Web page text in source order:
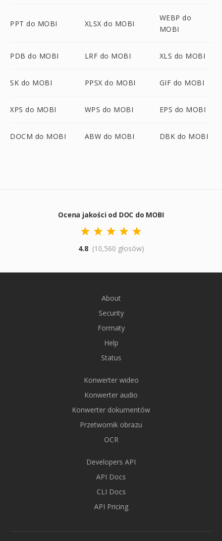
PPT do MOBI XLSX do MOBI
WEBP do
MOBI
PDB do MOBI LRF do MOBI XLS do MOBI
SK do MOBI PPSX do MOBI GIF do MOBI
XPS do MOBI WPS do MOBI EPS do MOBI
DOCM do MOBI ABW do MOBI DBK do MOBI
Ocena jakości od DOC do MOBI
4.8 (10,560 głosów)
About
Security
Formaty
Help
Status
Konwerter wideo
Konwerter audio
Konwerter dokumentów
Przetwornik obrazu
OCR
Developers API
API Docs
CLI Docs
API Pricing